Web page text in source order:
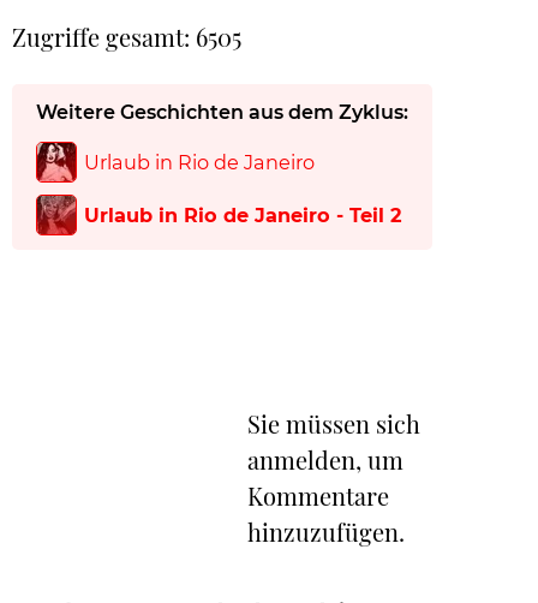
Zugriffe gesamt: 6505
Weitere Geschichten aus dem Zyklus:
Urlaub in Rio de Janeiro
Urlaub in Rio de Janeiro - Teil 2
Sie müssen sich
anmelden, um
Kommentare
hinzuzufügen.